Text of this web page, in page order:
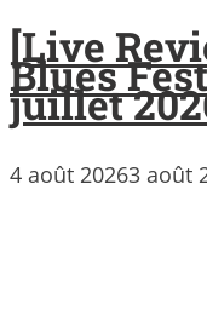
[Live
Blues
juillet
4 août 20263 août